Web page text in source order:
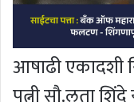
आषाढी एकादशी